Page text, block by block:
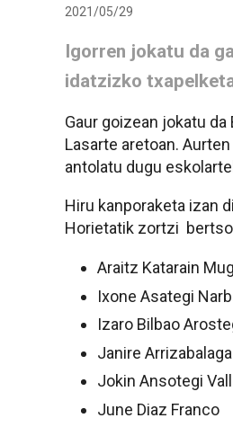
2021/05/29
Igorren jokatu da
idatzizko
Gaur goizean jokatu
Lasarte aretoan.
antolatu dugu
Hiru kanporaketa izan
Horietatik zortzi
Araitz Katarain
Ixone Asategi
Izaro Bilbao
Janire
Jokin Ansotegi
June Diaz Franco